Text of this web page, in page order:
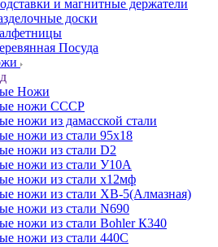
и магнитные держатели
доски
Посуда
Ножи
ножи СССР
ножи из дамасской стали
ножи из стали 95х18
ножи из стали D2
ножи из стали У10А
ножи из стали х12мф
ножи из стали ХВ-5(Алмазная)
ножи из стали N690
ножи из стали Bohler К340
ножи из стали 440С